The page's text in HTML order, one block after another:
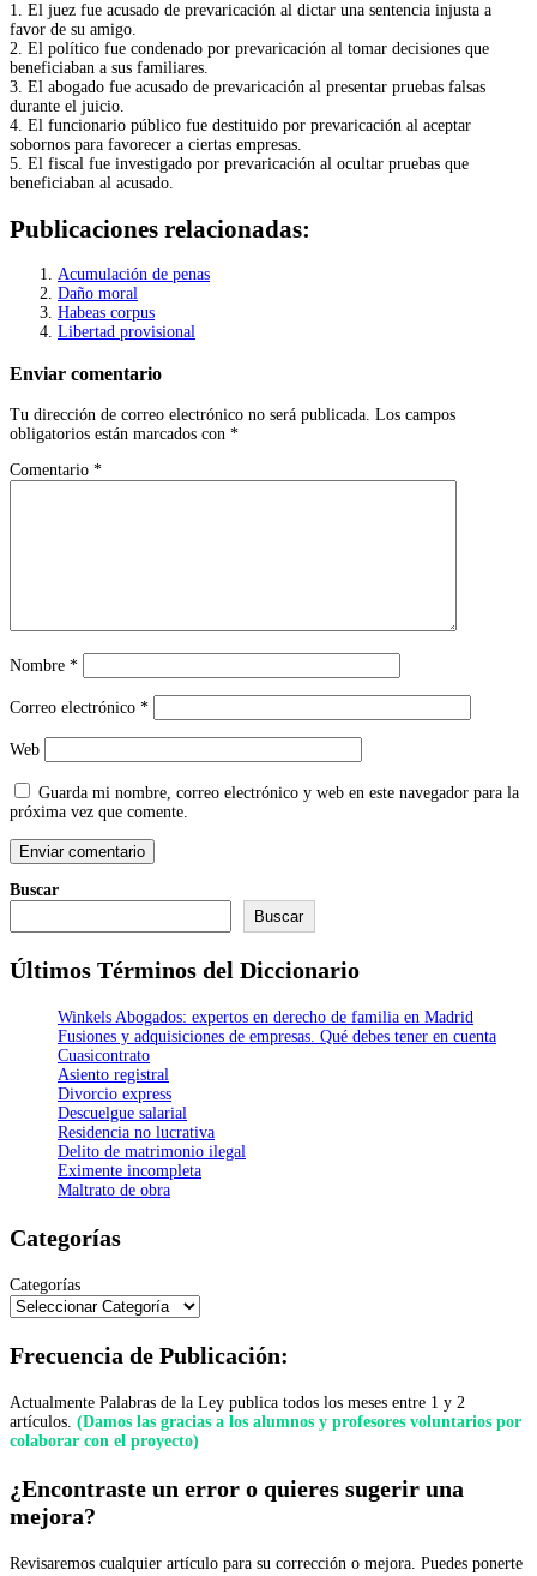
1. El juez fue acusado de prevaricación al dictar una sentencia injusta a
favor de su amigo.
2. El político fue condenado por prevaricación al tomar decisiones que
beneficiaban a sus familiares.
3. El abogado fue acusado de prevaricación al presentar pruebas falsas
durante el juicio.
4. El funcionario público fue destituido por prevaricación al aceptar
sobornos para favorecer a ciertas empresas.
5. El fiscal fue investigado por prevaricación al ocultar pruebas que
beneficiaban al acusado.
Publicaciones relacionadas:
Acumulación de penas
Daño moral
Habeas corpus
Libertad provisional
Enviar comentario
Tu dirección de correo electrónico no será publicada. Los campos
obligatorios están marcados con *
Comentario *
Nombre *
Correo electrónico *
Web
Guarda mi nombre, correo electrónico y web en este navegador para la
próxima vez que comente.
Buscar
Buscar
Últimos Términos del Diccionario
Winkels Abogados: expertos en derecho de familia en Madrid
Fusiones y adquisiciones de empresas. Qué debes tener en cuenta
Cuasicontrato
Asiento registral
Divorcio express
Descuelgue salarial
Residencia no lucrativa
Delito de matrimonio ilegal
Eximente incompleta
Maltrato de obra
Categorías
Categorías
Frecuencia de Publicación:
Actualmente Palabras de la Ley publica todos los meses entre 1 y 2
artículos. (Damos las gracias a los alumnos y profesores voluntarios por
colaborar con el proyecto)
¿Encontraste un error o quieres sugerir una
mejora?
Revisaremos cualquier artículo para su corrección o mejora. Puedes ponerte